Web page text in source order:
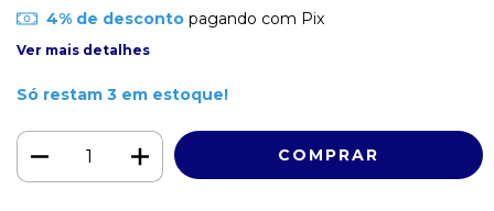
4% de descontopagando com Pix
Ver mais detalhes
Só restam 3 em estoque!